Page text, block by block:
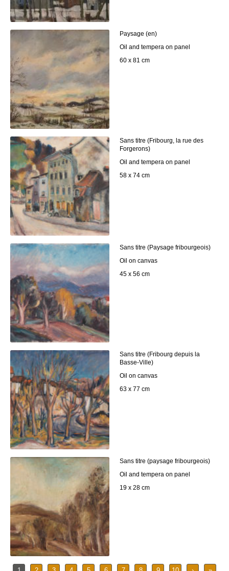
Paysage (en)
Oil and tempera on panel
60 x 81 cm
Sans titre (Fribourg, la rue des
Forgerons)
Oil and tempera on panel
58 x 74 cm
Sans titre (Paysage fribourgeois)
Oil on canvas
45 x 56 cm
Sans titre (Fribourg depuis la
Basse-Ville)
Oil on canvas
63 x 77 cm
Sans titre (paysage fribourgeois)
Oil and tempera on panel
19 x 28 cm